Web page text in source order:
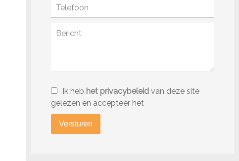
Ik heb het privacybeleidvan deze site
gelezen en accepteer het
Versturen